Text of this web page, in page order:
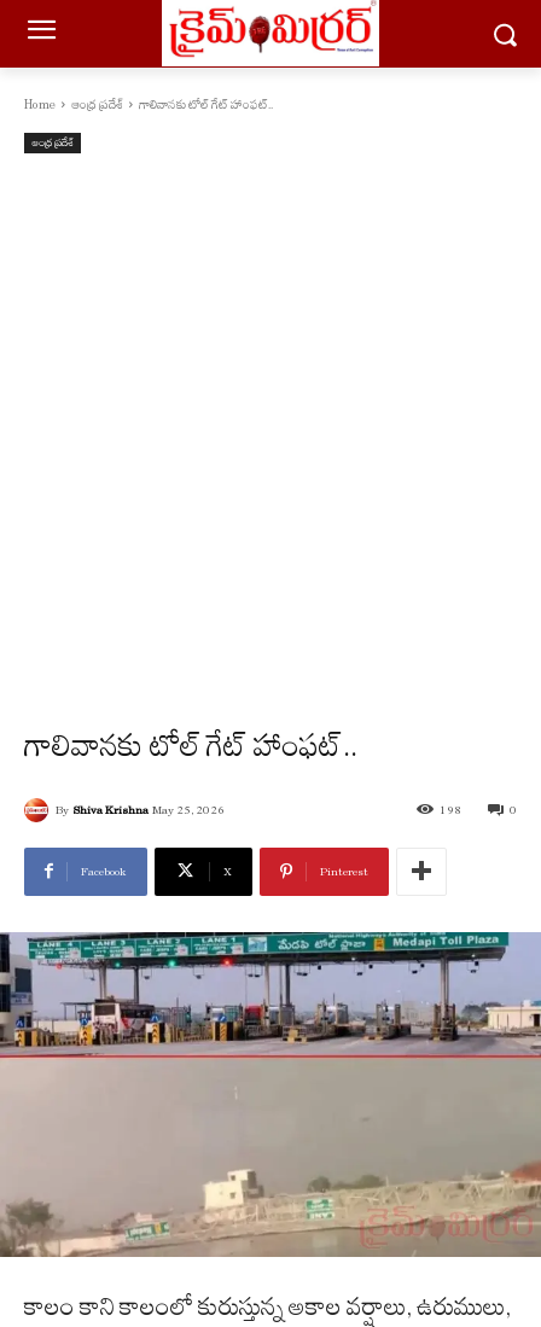
Home ఆంధ్ర ప్రదేశ్ గాలివానకు టోల్ గేట్ హాంఫట్..
ఆంధ్ర ప్రదేశ్
గాలివానకు టోల్ గేట్ హాంఫట్..
By Shiva Krishna May 25, 2026 0
198
Facebook X Pinterest
కాలం కాని కాలంలో కురుస్తున్న అకాల వర్షాలు, ఉరుములు,